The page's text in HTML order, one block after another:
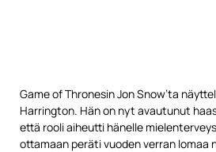
Game of Thronesin Jon Snow’ta
Harrington. Hän on nyt avautunut
että rooli aiheutti hänelle
ottamaan peräti vuoden verran lomaa